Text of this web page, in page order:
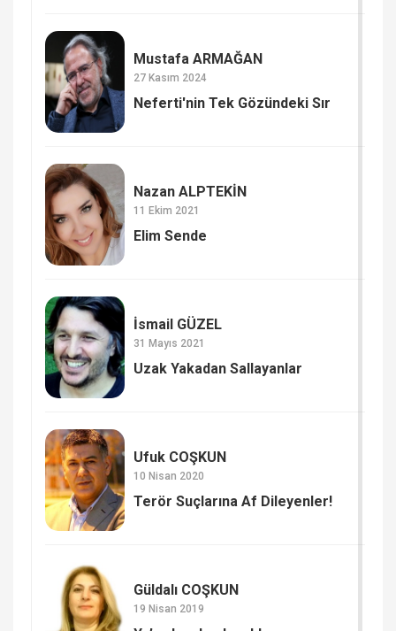
Mustafa ARMAĞAN
27 Kasım 2024
Neferti'nin Tek Gözündeki Sır
Nazan ALPTEKİN
11 Ekim 2021
Elim Sende
İsmail GÜZEL
31 Mayıs 2021
Uzak Yakadan Sallayanlar
Ufuk COŞKUN
10 Nisan 2020
Terör Suçlarına Af Dileyenler!
Güldalı COŞKUN
19 Nisan 2019